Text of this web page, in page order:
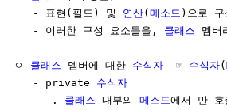
     - 표현(필드) 및
연산(메소드 )으로 구
     - 이러한 구성 요소들을,
클래스 멤버
  ㅇ
클래스 멤버에 대한 수식자
  ☞
수식자(
     - private
수식자
        .
클래스 내부의 메소드에서 만